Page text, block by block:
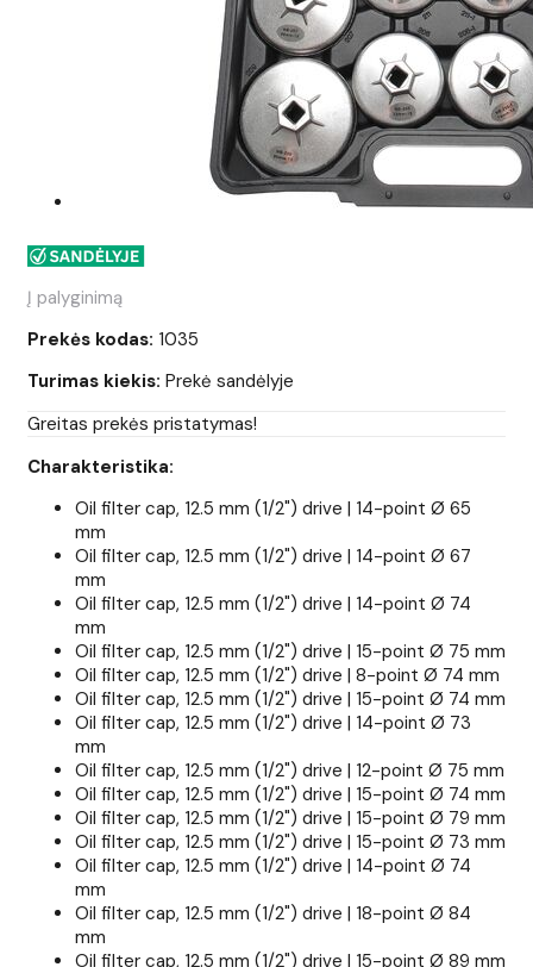
Į palyginimą
Prekės kodas: 1035
Turimas kiekis: Prekė sandėlyje
Greitas prekės pristatymas!
Charakteristika:
Oil filter cap, 12.5 mm (1/2") drive | 14-point Ø 65
mm
Oil filter cap, 12.5 mm (1/2") drive | 14-point Ø 67
mm
Oil filter cap, 12.5 mm (1/2") drive | 14-point Ø 74
mm
Oil filter cap, 12.5 mm (1/2") drive | 15-point Ø 75 mm
Oil filter cap, 12.5 mm (1/2") drive | 8-point Ø 74 mm
Oil filter cap, 12.5 mm (1/2") drive | 15-point Ø 74 mm
Oil filter cap, 12.5 mm (1/2") drive | 14-point Ø 73
mm
Oil filter cap, 12.5 mm (1/2") drive | 12-point Ø 75 mm
Oil filter cap, 12.5 mm (1/2") drive | 15-point Ø 74 mm
Oil filter cap, 12.5 mm (1/2") drive | 15-point Ø 79 mm
Oil filter cap, 12.5 mm (1/2") drive | 15-point Ø 73 mm
Oil filter cap, 12.5 mm (1/2") drive | 14-point Ø 74
mm
Oil filter cap, 12.5 mm (1/2") drive | 18-point Ø 84
mm
Oil filter cap, 12.5 mm (1/2") drive | 15-point Ø 89 mm